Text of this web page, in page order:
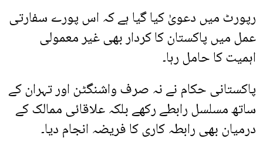
رپورٹ میں دعویٰ کیا گیا ہے کہ اس پورے سفارتی
عمل میں پاکستان کا کردار بھی غیر معمولی
اہمیت کا حامل رہا۔
پاکستانی حکام نے نہ صرف واشنگٹن اور تہران کے
ساتھ مسلسل رابطے رکھے بلکہ علاقائی ممالک کے
درمیان بھی رابطہ کاری کا فریضہ انجام دیا۔